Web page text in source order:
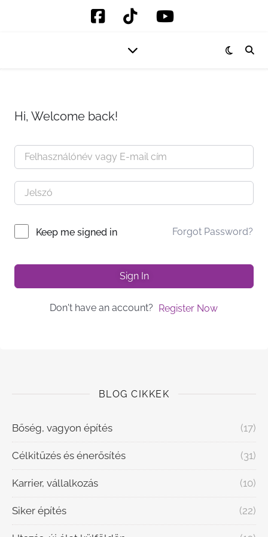
Hi, Welcome back!
Keep me signed in Forgot Password?
Sign In
Don't have an account? Register Now
BLOG CIKKEK
Bőség, vagyon építés (17)
Célkitűzés és énerősítés (31)
Karrier, vállalkozás (10)
Siker építés (22)